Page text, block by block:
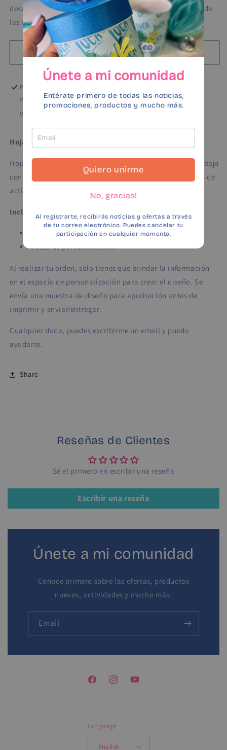
desea, puede escribirnos al correo electrónico o a través de
las redes sociales para brindar más detalles.
Add to cart
Pickup available at
Usually ready in 2-4 days
View store information
Hoja de actividades
Hoja personalizada de actividades para tu evento. Se trabaja
con el motivo y colores de tu preferencia y para todo tipo de
actividades.
Incluye:
12 hojas impresas
Costo de personalización
Al realizar tu orden, solo tienes que brindar la información
en el espacio de personalización para crear el diseño. Se
envía una muestra de diseño para aprobación antes de
imprimir y enviar/entregar.
Cualquier duda, puedes escribirme un email y puedo
ayudarte.
Share
Reseñas de Clientes
Sé el primero en escribir una reseña
Escribir una reseña
Únete a mi comunidad
Conoce primero sobre las ofertas, productos
nuevos, actividades y mucho más.
Email
FacebookInstagramYouTube
Language
English
Únete a mi comunidad
Entérate primero de todas las noticias,
promociones, productos y mucho más.
Quiero unirme
No, gracias!
Al registrarte, recibirás noticias y ofertas a través
de tu correo electrónico. Puedes cancelar tu
participación en cualquier momento.